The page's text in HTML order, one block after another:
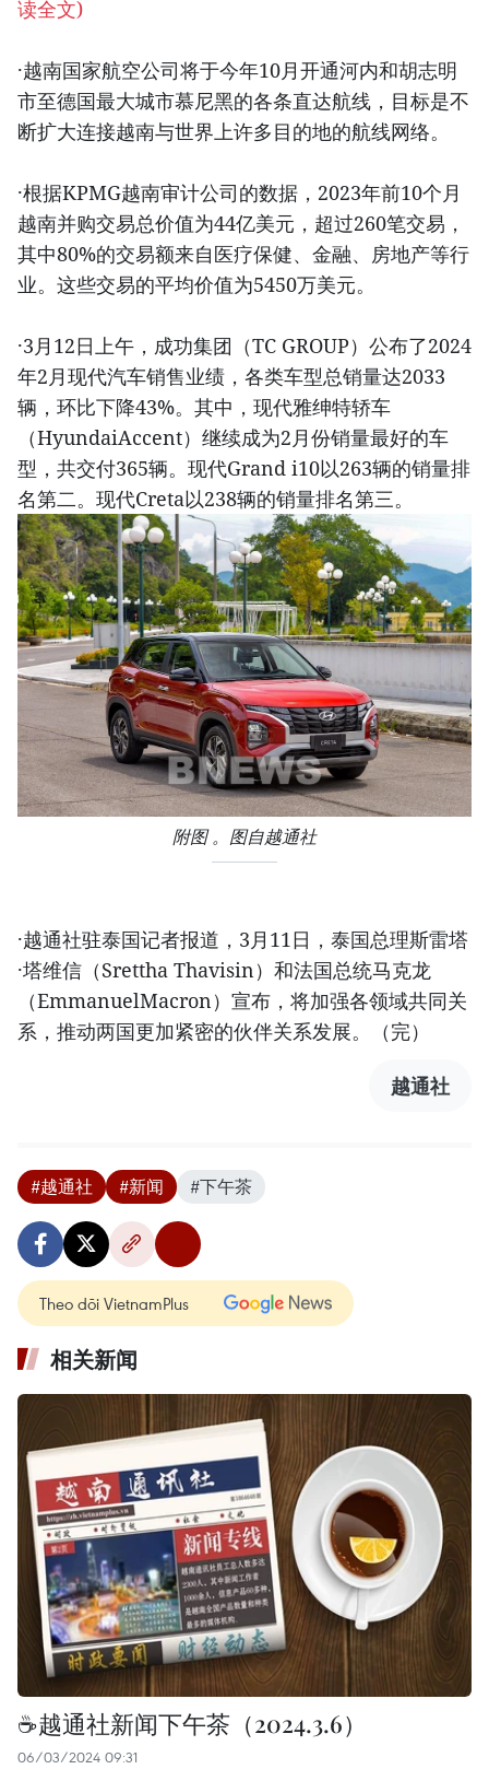
读全文)
·越南国家航空公司将于今年10月开通河内和胡志明
市至德国最大城市慕尼黑的各条直达航线，目标是不
断扩大连接越南与世界上许多目的地的航线网络。
·根据KPMG越南审计公司的数据，2023年前10个月
越南并购交易总价值为44亿美元，超过260笔交易，
其中80%的交易额来自医疗保健、金融、房地产等行
业。这些交易的平均价值为5450万美元。
·3月12日上午，成功集团（TC GROUP）公布了2024
年2月现代汽车销售业绩，各类车型总销量达2033
辆，环比下降43%。其中，现代雅绅特轿车
（HyundaiAccent）继续成为2月份销量最好的车
型，共交付365辆。现代Grand i10以263辆的销量排
名第二。现代Creta以238辆的销量排名第三。
附图 。图自越通社
·越通社驻泰国记者报道，3月11日，泰国总理斯雷塔
·塔维信（Srettha Thavisin）和法国总统马克龙
（EmmanuelMacron）宣布，将加强各领域共同关
系，推动两国更加紧密的伙伴关系发展。（完）
越通社
#越通社 #新闻 #下午茶
Theo dõi VietnamPlus
相关新闻
☕️越通社新闻下午茶（2024.3.6）
06/03/2024 09:31